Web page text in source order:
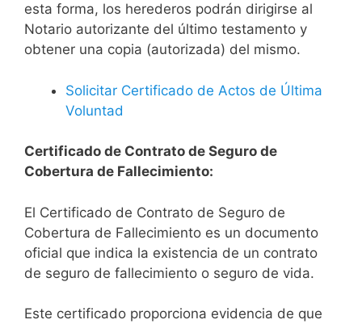
esta forma, los herederos podrán dirigirse al
Notario autorizante del último testamento y
obtener una copia (autorizada) del mismo.
Solicitar Certificado de Actos de Última
Voluntad
Certificado de Contrato de Seguro de
Cobertura de Fallecimiento:
El Certificado de Contrato de Seguro de
Cobertura de Fallecimiento es un documento
oficial que indica la existencia de un contrato
de seguro de fallecimiento o seguro de vida.
Este certificado proporciona evidencia de que